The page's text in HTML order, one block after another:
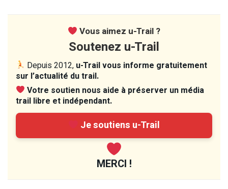
Vous aimez u-Trail ?
Soutenez u-Trail
Depuis 2012, u-Trail vous informe gratuitement
sur l’actualité du trail.
Votre soutien nous aide à préserver un média
trail libre et indépendant.
Je soutiens u-Trail
MERCI !